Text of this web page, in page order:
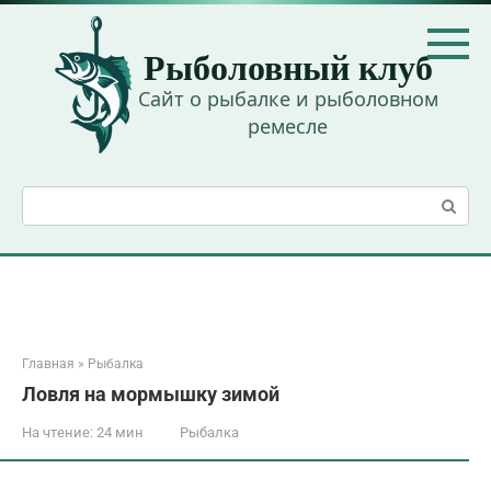
Перейти
контенту
Рыболовный клуб
Сайт о рыбалке и рыболовном
ремесле
Главная » Рыбалка
Ловля на мормышку зимой
На чтение: 24 мин Рыбалка